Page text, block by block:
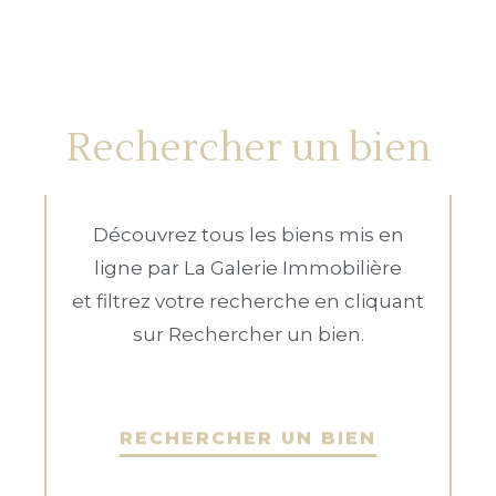
Rechercher un bien
Découvrez tous les biens mis en
ligne par La Galerie Immobilière
et filtrez votre recherche en cliquant
sur Rechercher un bien.
RECHERCHER UN BIEN